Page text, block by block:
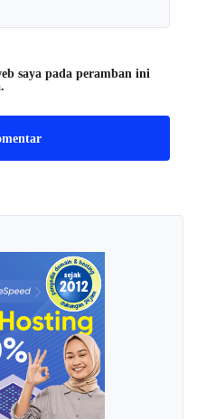
saya pada peramban ini